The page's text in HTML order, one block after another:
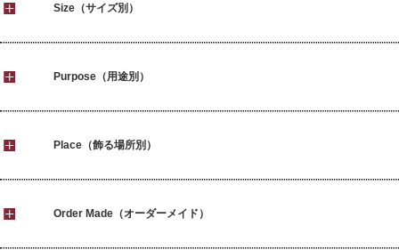
Size（サイズ別）
Purpose（用途別）
Place（飾る場所別）
Order Made（オーダーメイド）